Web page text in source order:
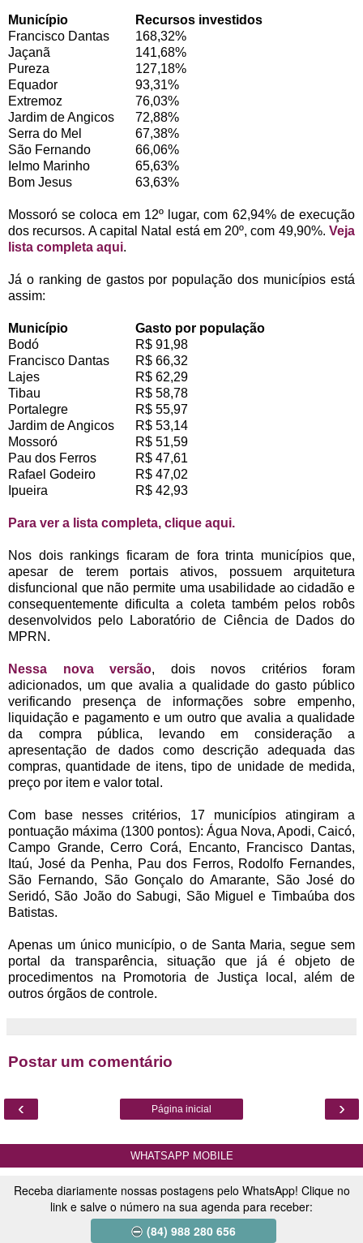
Município
Recursos investidos
Francisco Dantas
168,32%
Jaçanã
141,68%
Pureza
127,18%
Equador
93,31%
Extremoz
76,03%
Jardim de Angicos
72,88%
Serra do Mel
67,38%
São Fernando
66,06%
Ielmo Marinho
65,63%
Bom Jesus
63,63%
Mossoró se coloca em 12º lugar, com 62,94% de execução
dos recursos. A capital Natal está em 20º, com 49,90%. Veja
lista completa aqui.
Já o ranking de gastos por população dos municípios está
assim:
Município
Gasto por população
Bodó
R$ 91,98
Francisco Dantas
R$ 66,32
Lajes
R$ 62,29
Tibau
R$ 58,78
Portalegre
R$ 55,97
Jardim de Angicos
R$ 53,14
Mossoró
R$ 51,59
Pau dos Ferros
R$ 47,61
Rafael Godeiro
R$ 47,02
Ipueira
R$ 42,93
Para ver a lista completa, clique aqui.
Nos dois rankings ficaram de fora trinta municípios que,
apesar de terem portais ativos, possuem arquitetura
disfuncional que não permite uma usabilidade ao cidadão e
consequentemente dificulta a coleta também pelos robôs
desenvolvidos pelo Laboratório de Ciência de Dados do
MPRN.
Nessa nova versão, dois novos critérios foram
adicionados, um que avalia a qualidade do gasto público
verificando presença de informações sobre empenho,
liquidação e pagamento e um outro que avalia a qualidade
da compra pública, levando em consideração a
apresentação de dados como descrição adequada das
compras, quantidade de itens, tipo de unidade de medida,
preço por item e valor total.
Com base nesses critérios, 17 municípios atingiram a
pontuação máxima (1300 pontos): Água Nova, Apodi, Caicó,
Campo Grande, Cerro Corá, Encanto, Francisco Dantas,
Itaú, José da Penha, Pau dos Ferros, Rodolfo Fernandes,
São Fernando, São Gonçalo do Amarante, São José do
Seridó, São João do Sabugi, São Miguel e Timbaúba dos
Batistas.
Apenas um único município, o de Santa Maria, segue sem
portal da transparência, situação que já é objeto de
procedimentos na Promotoria de Justiça local, além de
outros órgãos de controle.
Postar um comentário
‹ ›
Página inicial
WHATSAPP MOBILE
Receba diariamente nossas postagens pelo WhatsApp! Clique no
link e salve o número na sua agenda para receber:
(84) 988 280 656